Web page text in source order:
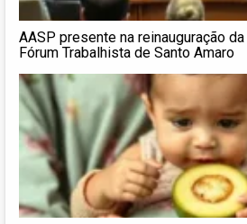
AASP presente na reinauguração
Fórum Trabalhista de Santo Amaro